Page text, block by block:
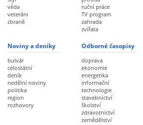
věda
veteráni
zbraně
ruční práce
TV program
zahrada
zvířata
Noviny a deníky
bulvár
celostátní
deník
nedělní noviny
politika
region
rozhovory
Odborné časopisy
doprava
ekonomie
energetika
informační
technologie
stavebnictví
školství
zdravotnictví
zemědělství